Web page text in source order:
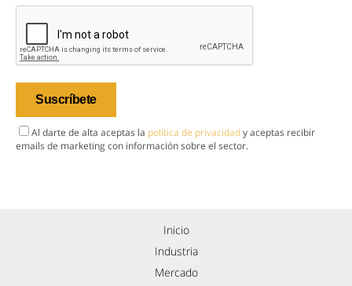
Al darte de alta aceptas la política de privacidady aceptas recibir
emails de marketing con información sobre el sector.
Inicio
Industria
Mercado